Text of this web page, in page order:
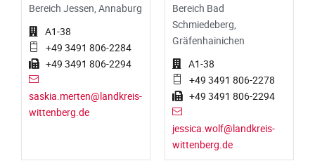
Bereich Jessen, Annaburg
A1-38
+49 3491 806-2284
+49 3491 806-2294
saskia.merten@landkreis-
wittenberg.de
Bereich Bad
Schmiedeberg,
Gräfenhainichen
A1-38
+49 3491 806-2278
+49 3491 806-2294
jessica.wolf@landkreis-
wittenberg.de